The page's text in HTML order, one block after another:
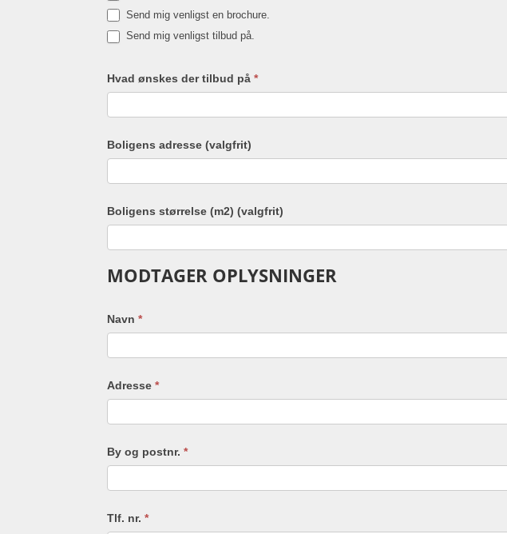
Send mig venligst en brochure.
Send mig venligst tilbud på.
Hvad ønskes der tilbud på*
Boligens adresse (valgfrit)
Boligens størrelse (m2) (valgfrit)
MODTAGER OPLYSNINGER
Navn*
Adresse*
By og postnr.*
Tlf. nr.*